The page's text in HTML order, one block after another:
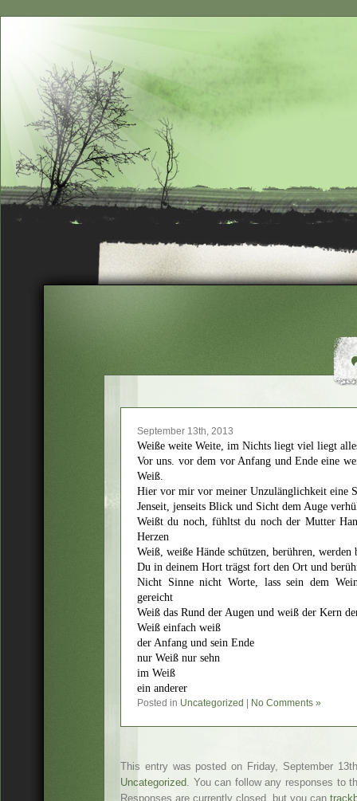
September 13th, 2013
Weiße weite Weite, im Nichts liegt viel liegt
Vor uns. vor dem vor Anfang und Ende eine
Weiß.
Hier vor mir vor meiner Unzulänglichkeit eine
Jenseit, jenseits Blick und Sicht dem Auge
Weißt du noch, fühltst du noch der Mutter
Herzen
Weiß, weiße Hände schützen, berühren,
Du in deinem Hort trägst fort den Ort und
Nicht Sinne nicht Worte, lass sein dem
gereicht
Weiß das Rund der Augen und weiß der Kern
Weiß einfach weiß
der Anfang und sein Ende
nur Weiß nur sehn
im Weiß
ein anderer
Posted in Uncategorized No Comments »
This entry was posted on Friday, September
Uncategorized. You can follow any responses to
Responses are currently closed, but you can